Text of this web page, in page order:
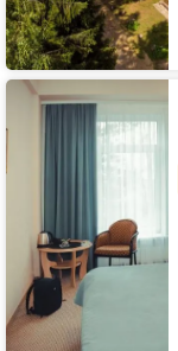
Гостиница
Интурист